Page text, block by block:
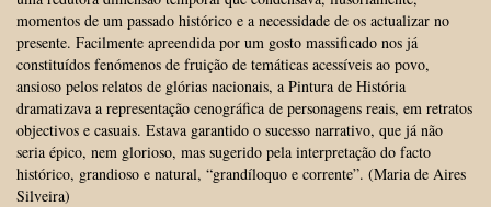
momentos de um passado histórico e a necessidade de os actualizar no
presente. Facilmente apreendida por um gosto massificado nos já
constituídos fenómenos de fruição de temáticas acessíveis ao povo,
ansioso pelos relatos de glórias nacionais, a Pintura de História
dramatizava a representação cenográfica de personagens reais, em retratos
objectivos e casuais. Estava garantido o sucesso narrativo, que já não
seria épico, nem glorioso, mas sugerido pela interpretação do facto
histórico, grandioso e natural, “grandíloquo e corrente”. (Maria de Aires
Silveira)